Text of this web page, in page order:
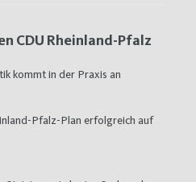
CDU Rheinland-Pfalz
kommt in der Praxis an
Pfalz-Plan erfolgreich auf